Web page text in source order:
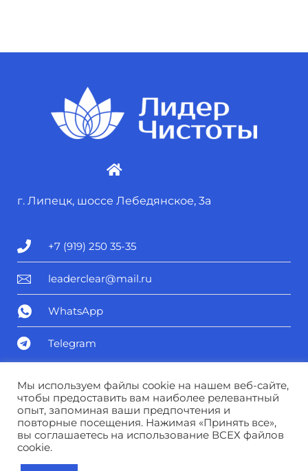
г. Липецк, шоссе Лебедянское, 3а
+7 (919) 250 35-35
leaderclear@mail.ru
WhatsApp
Telegram
Политика конфиденциальности
Соглашение о персональных данных
Мы используем файлы cookie на нашем веб-сайте,
чтобы предоставить вам наиболее релевантный
опыт, запоминая ваши предпочтения и
повторные посещения. Нажимая «Принять все»,
вы соглашаетесь на использование ВСЕХ файлов
cookie.